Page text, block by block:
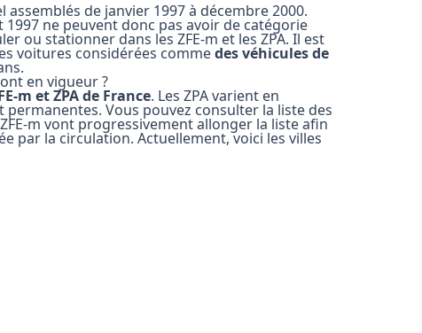
de janvier 1997 à décembre 2000.
1997 ne peuvent donc pas avoir de catégorie
ou stationner dans les ZFE-m et les ZPA. Il est
voitures considérées commedes véhicules de
en vigueur ?
m et ZPA de France. Les ZPA varient en
Vous pouvez consulter la liste des
m vont progressivement allonger la liste afin
par la circulation. Actuellement, voici les villes